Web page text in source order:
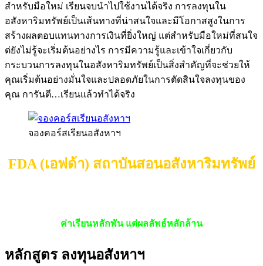
สำหรับมือใหม่ เรียนจบนำไปใช้งานได้จริง การลงทุนใน
อสังหาริมทรัพย์เป็นเส้นทางที่น่าสนใจและมีโอกาสสูงในการ
สร้างผลตอบแทนทางการเงินที่ยิ่งใหญ่ แต่สำหรับมือใหม่ที่สนใจ
ต่ยังไม่รู้จะเริ่มต้นอย่างไร การมีความรู้และเข้าใจเกี่ยวกับ
กระบวนการลงทุนในอสังหาริมทรัพย์เป็นสิ่งสำคัญที่จะช่วยให้
คุณเริ่มต้นอย่างมั่นใจและปลอดภัยในการตัดสินใจลงทุนของ
คุณ การันตี…เรียนแล้วทำได้จริง
จองคอร์สเรียนอสังหาฯ
FDA (เอฟด้า) สถาบันสอนอสังหาริมทรัพย์
ค่าเรียนหลักพัน แต่ผลลัพธ์หลักล้าน
หลักสูตร ลงทุนอสังหาฯ